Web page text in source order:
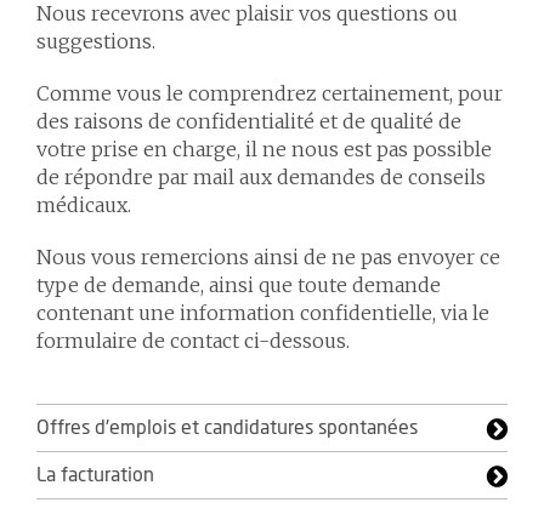
Nous recevrons avec plaisir vos questions ou
suggestions.
Comme vous le comprendrez certainement, pour
des raisons de confidentialité et de qualité de
votre prise en charge, il ne nous est pas possible
de répondre par mail aux demandes de conseils
médicaux.
Nous vous remercions ainsi de ne pas envoyer ce
type de demande, ainsi que toute demande
contenant une information confidentielle, via le
formulaire de contact ci-dessous.
Offres d'emplois et candidatures spontanées
La facturation